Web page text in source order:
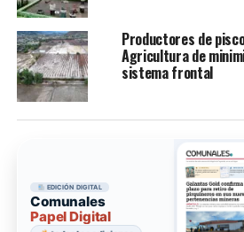
Productores de
Agricultura de
sistema frontal
EDICIÓN DIGITAL
Comunales
Papel Digital